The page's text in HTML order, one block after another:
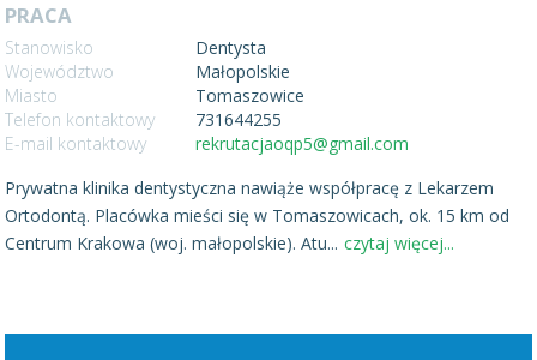
PRACA
Stanowisko
Dentysta
Województwo
Małopolskie
Miasto
Tomaszowice
Telefon kontaktowy
731644255
E-mail kontaktowy
rekrutacjaoqp5@gmail.com
Prywatna klinika dentystyczna nawiąże współpracę z Lekarzem
Ortodontą. Placówka mieści się w Tomaszowicach, ok. 15 km od
Centrum Krakowa (woj. małopolskie). Atu... czytaj więcej...